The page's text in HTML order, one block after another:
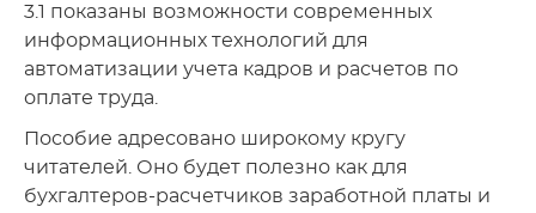
3.1 показаны возможности современных
информационных технологий для
автоматизации учета кадров и расчетов по
оплате труда.
Пособие адресовано широкому кругу
читателей. Оно будет полезно как для
бухгалтеров-расчетчиков заработной платы и